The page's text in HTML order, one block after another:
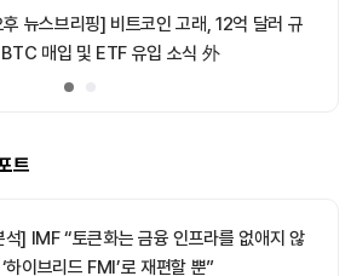
후 뉴스브리핑] 비트코인 고래, 12억 달러 규
매입 및 ETF 유입 소식 外
트
석] IMF “토큰화는 금융 인프라를 없애지 않
하이브리드 FMI’로 재편할 뿐”